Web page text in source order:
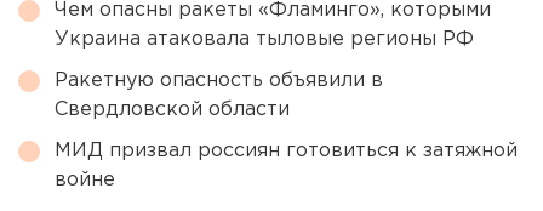
Чем опасны ракеты «Фламинго», которыми
Украина атаковала тыловые регионы РФ
Ракетную опасность объявили в
Свердловской области
МИД призвал россиян готовиться к затяжной
войне